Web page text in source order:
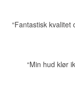
“Fantastisk
“Min hud klør